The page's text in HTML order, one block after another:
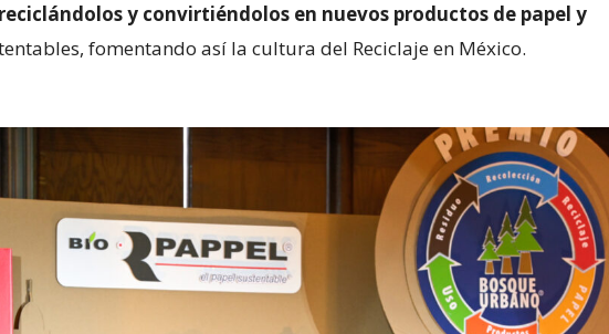
y convirtiéndolos en nuevos productos de papel y
fomentando así la cultura del Reciclaje en México.